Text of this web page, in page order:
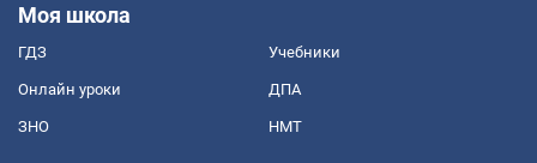
Моя школа
ГДЗ Учебники
Онлайн уроки ДПА
ЗНО НМТ